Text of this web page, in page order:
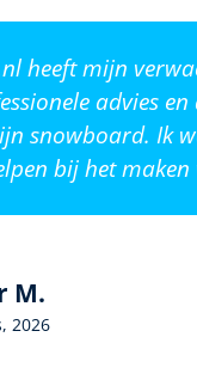
heeft mijn
advies
snowboard. Ik
bij het maken
M.
2026